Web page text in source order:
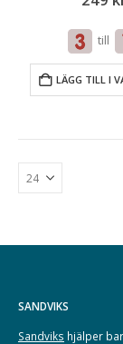
till
LÄGG TILL I
SANDVIKS
Sandviks hjälper